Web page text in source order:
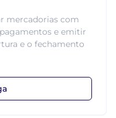
mercadorias com
e emitir
e o fechamento